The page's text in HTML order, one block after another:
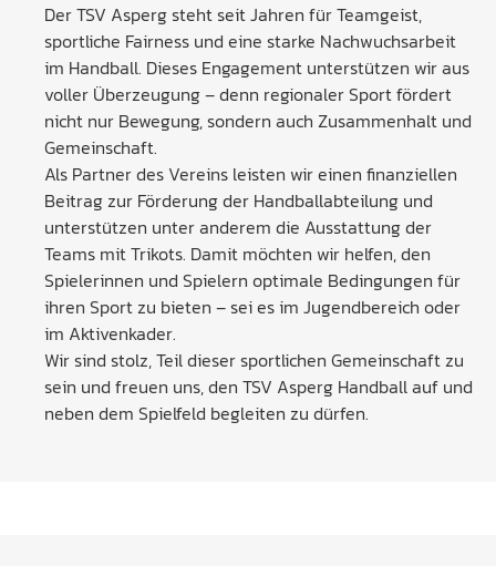
Der TSV Asperg steht seit Jahren für Teamgeist,
sportliche Fairness und eine starke Nachwuchsarbeit
im Handball. Dieses Engagement unterstützen wir aus
voller Überzeugung – denn regionaler Sport fördert
nicht nur Bewegung, sondern auch Zusammenhalt und
Gemeinschaft.
Als Partner des Vereins leisten wir einen finanziellen
Beitrag zur Förderung der Handballabteilung und
unterstützen unter anderem die Ausstattung der
Teams mit Trikots. Damit möchten wir helfen, den
Spielerinnen und Spielern optimale Bedingungen für
ihren Sport zu bieten – sei es im Jugendbereich oder
im Aktivenkader.
Wir sind stolz, Teil dieser sportlichen Gemeinschaft zu
sein und freuen uns, den TSV Asperg Handball auf und
neben dem Spielfeld begleiten zu dürfen.